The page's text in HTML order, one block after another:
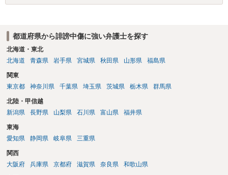
場合賠償金はいくらでしょうか。 →ケースバイケースであり、数万円
都道府県から誹謗中傷に強い弁護士を探す
北海道・東北
北海道
青森県 岩手県 宮城県 秋田県 山形県 福島県
関東
東京都
神奈川県 千葉県 埼玉県 茨城県 栃木県 群馬県
北陸・甲信越
新潟県
長野県 山梨県 石川県 富山県 福井県
東海
愛知県
静岡県 岐阜県 三重県
関西
大阪府
兵庫県 京都府 滋賀県 奈良県 和歌山県